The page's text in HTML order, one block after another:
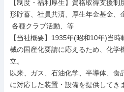
【制度・福利厚生】資格取得支援
形貯蓄、社員共済、厚生年金基金、
【当社概要】1935年(昭和10年)当
械の国産化要請に応えるため、化学
立。
以来、ガス、石油化学、半導体、食
に対応した装置・設備を提供してき